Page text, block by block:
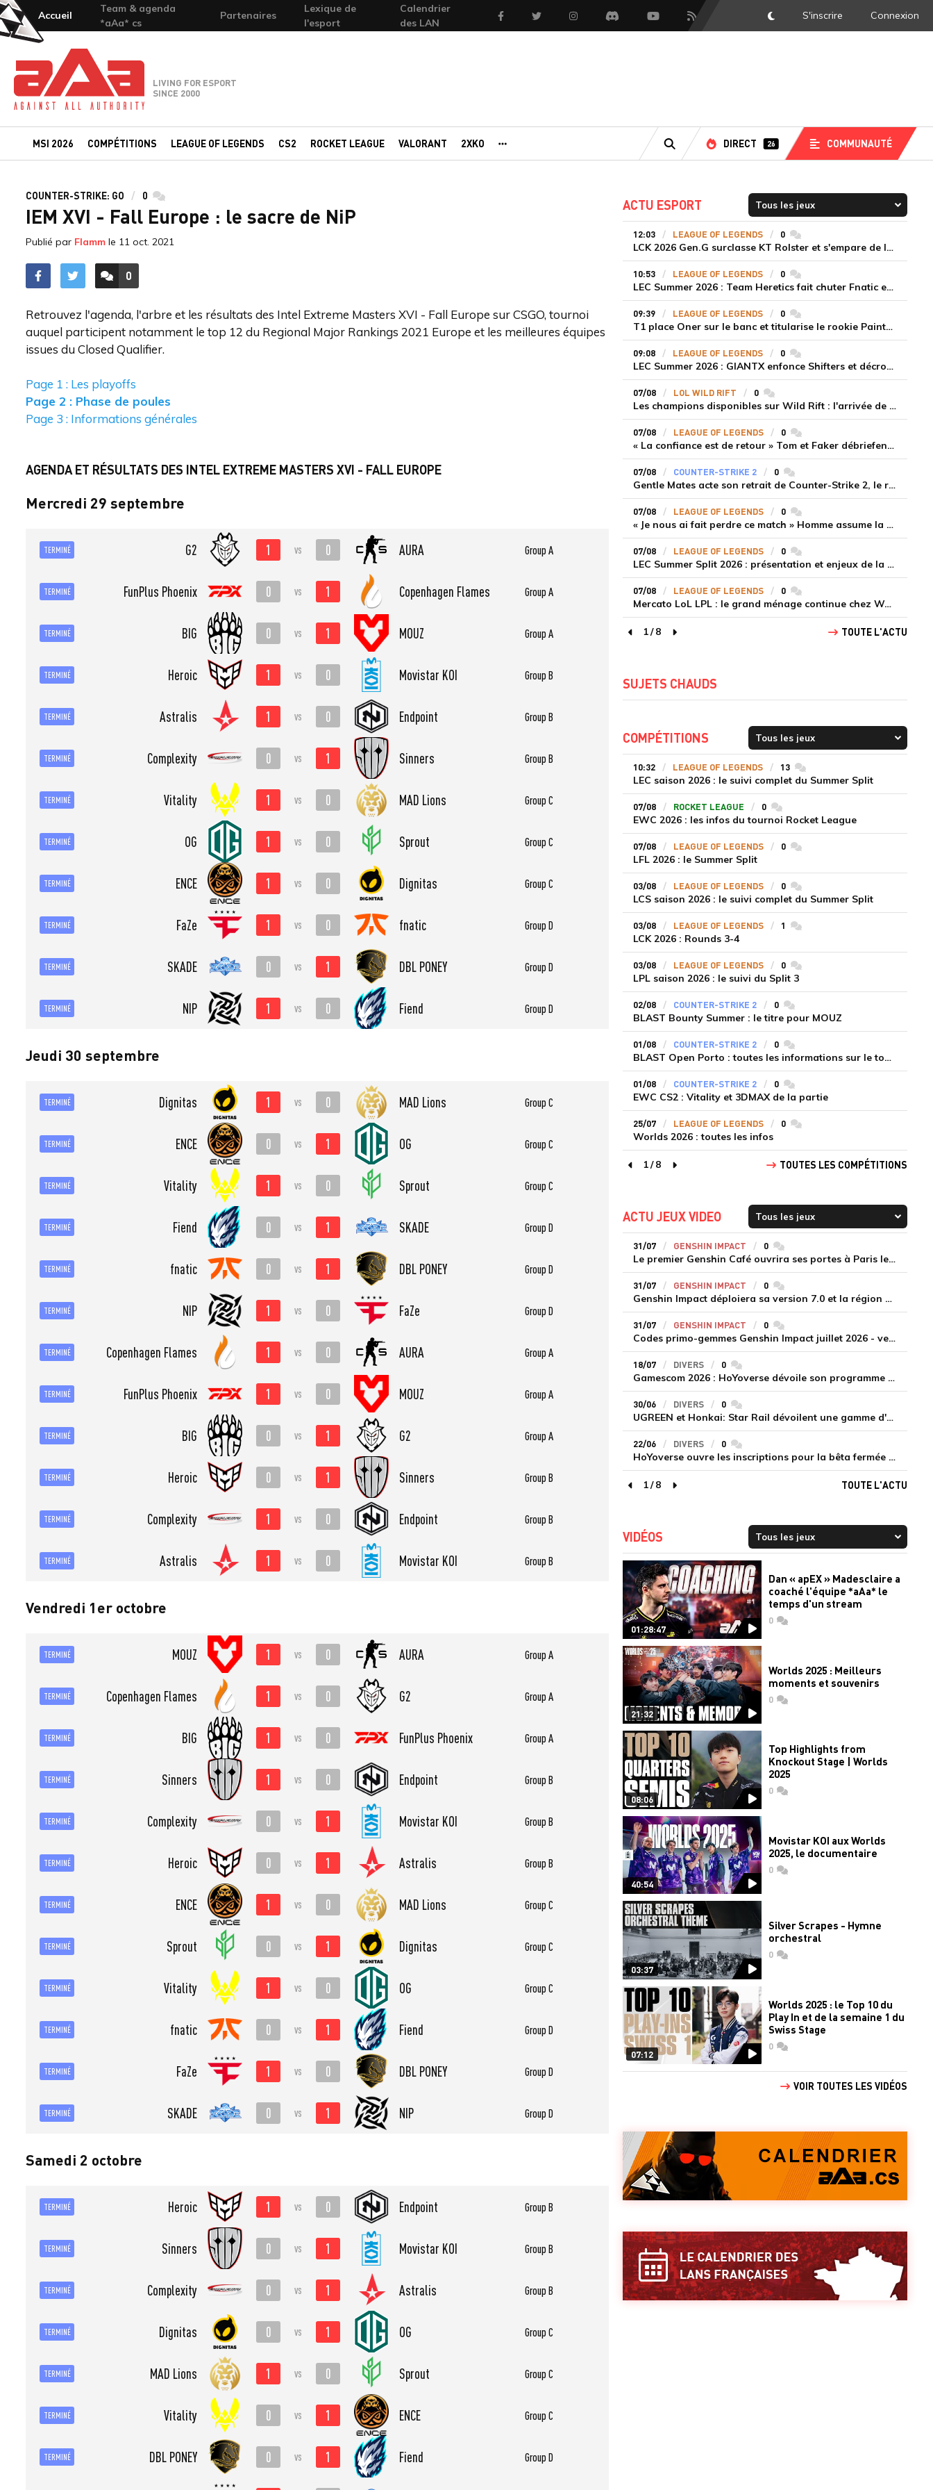
Accueil
Team & agenda
*aAa* cs
Partenaires
Lexique de
l'esport
Calendrier
des LAN
FacebookTwitter InstagramDiscord YoutubeFlux RSS DarkMode
S'inscrire Connexion
Team-aAa - against All authority
LIVING FOR ESPORT
SINCE 2000
MSI 2026 COMPÉTITIONS LEAGUE OF LEGENDS CS2 ROCKET LEAGUE VALORANT 2XKO
RECHERCHE
DIRECT 26 COMMUNAUTÉ
COUNTER-STRIKE: GO 0 commentaires
IEM XVI - Fall Europe : le sacre de NiP
Publié par Flamm le 11 oct. 2021
ACCÉDER AUX
0
COMMENTAIRES
Retrouvez l'agenda, l'arbre et les résultats des Intel Extreme Masters XVI - Fall Europe sur CSGO, tournoi
auquel participent notamment le top 12 du Regional Major Rankings 2021 Europe et les meilleures équipes
issues du Closed Qualifier.
Page 1 : Les playoffs
Page 2 : Phase de poules
Page 3 : Informations générales
AGENDA ET RÉSULTATS DES INTEL EXTREME MASTERS XVI - FALL EUROPE
Mercredi 29 septembre
TERMINÉ G2 1 vs 0 AURA Group A
TERMINÉ FunPlus Phoenix 0 vs 1 Copenhagen Flames Group A
TERMINÉ BIG 0 vs 1 MOUZ Group A
TERMINÉ Heroic 1 vs 0 Movistar KOI Group B
TERMINÉ Astralis 1 vs 0 Endpoint Group B
TERMINÉ Complexity 0 vs 1 Sinners Group B
TERMINÉ Vitality 1 vs 0 MAD Lions Group C
TERMINÉ OG 1 vs 0 Sprout Group C
TERMINÉ ENCE 1 vs 0 Dignitas Group C
TERMINÉ FaZe 1 vs 0 fnatic Group D
TERMINÉ SKADE 0 vs 1 DBL PONEY Group D
TERMINÉ NIP 1 vs 0 Fiend Group D
Jeudi 30 septembre
TERMINÉ Dignitas 1 vs 0 MAD Lions Group C
TERMINÉ ENCE 0 vs 1 OG Group C
TERMINÉ Vitality 1 vs 0 Sprout Group C
TERMINÉ Fiend 0 vs 1 SKADE Group D
TERMINÉ fnatic 0 vs 1 DBL PONEY Group D
TERMINÉ NIP 1 vs 0 FaZe Group D
TERMINÉ Copenhagen Flames 1 vs 0 AURA Group A
TERMINÉ FunPlus Phoenix 1 vs 0 MOUZ Group A
TERMINÉ BIG 0 vs 1 G2 Group A
TERMINÉ Heroic 0 vs 1 Sinners Group B
TERMINÉ Complexity 1 vs 0 Endpoint Group B
TERMINÉ Astralis 1 vs 0 Movistar KOI Group B
Vendredi 1er octobre
TERMINÉ MOUZ 1 vs 0 AURA Group A
TERMINÉ Copenhagen Flames 1 vs 0 G2 Group A
TERMINÉ BIG 1 vs 0 FunPlus Phoenix Group A
TERMINÉ Sinners 1 vs 0 Endpoint Group B
TERMINÉ Complexity 0 vs 1 Movistar KOI Group B
TERMINÉ Heroic 0 vs 1 Astralis Group B
TERMINÉ ENCE 1 vs 0 MAD Lions Group C
TERMINÉ Sprout 0 vs 1 Dignitas Group C
TERMINÉ Vitality 1 vs 0 OG Group C
TERMINÉ fnatic 0 vs 1 Fiend Group D
TERMINÉ FaZe 1 vs 0 DBL PONEY Group D
TERMINÉ SKADE 0 vs 1 NIP Group D
Samedi 2 octobre
TERMINÉ Heroic 1 vs 0 Endpoint Group B
TERMINÉ Sinners 0 vs 1 Movistar KOI Group B
TERMINÉ Complexity 0 vs 1 Astralis Group B
TERMINÉ Dignitas 0 vs 1 OG Group C
TERMINÉ MAD Lions 1 vs 0 Sprout Group C
TERMINÉ Vitality 0 vs 1 ENCE Group C
TERMINÉ DBL PONEY 0 vs 1 Fiend Group D
ACTU ESPORT
12:03 LEAGUE OF LEGENDS 0commentaires
LCK 2026 Gen.G surclasse KT Rolster et s'empare de la deuxième place du Legend Group
10:53 LEAGUE OF LEGENDS 0commentaires
LEC Summer 2026 : Team Heretics fait chuter Fnatic et lance enfin sa saison estivale
09:39 LEAGUE OF LEGENDS 0commentaires
T1 place Oner sur le banc et titularise le rookie Painter face à Hanwha Life Esports
09:08 LEAGUE OF LEGENDS 0commentaires
LEC Summer 2026 : GIANTX enfonce Shifters et décroche sa première victoire
07/08 LOL WILD RIFT 0commentaires
Les champions disponibles sur Wild Rift : l'arrivée de Cho'Gath
07/08 LEAGUE OF LEGENDS 0commentaires
« La confiance est de retour » Tom et Faker débriefent la victoire convaincante de T1 face à Dplus KIA
07/08 COUNTER-STRIKE 2 0commentaires
Gentle Mates acte son retrait de Counter-Strike 2, le roster ibérique libéré
07/08 LEAGUE OF LEGENDS 0commentaires
« Je nous ai fait perdre ce match » Homme assume la responsabilité de la défaite de HLE face à Gen.G
07/08 LEAGUE OF LEGENDS 0commentaires
LEC Summer Split 2026 : présentation et enjeux de la troisième semaine de compétition
07/08 LEAGUE OF LEGENDS 0commentaires
Mercato LoL LPL : le grand ménage continue chez Weibo Gaming, Jiejie quitte le navire au profit de Xiaohao
page précédente
1/8
page suivante
TOUTE L'ACTU
SUJETS CHAUDS
COMPÉTITIONS
10:32 LEAGUE OF LEGENDS 13commentaires
LEC saison 2026 : le suivi complet du Summer Split
07/08 ROCKET LEAGUE 0commentaires
EWC 2026 : les infos du tournoi Rocket League
07/08 LEAGUE OF LEGENDS 0commentaires
LFL 2026 : le Summer Split
03/08 LEAGUE OF LEGENDS 0commentaires
LCS saison 2026 : le suivi complet du Summer Split
03/08 LEAGUE OF LEGENDS 1 commentaires
LCK 2026 : Rounds 3-4
03/08 LEAGUE OF LEGENDS 0commentaires
LPL saison 2026 : le suivi du Split 3
02/08 COUNTER-STRIKE 2 0commentaires
BLAST Bounty Summer : le titre pour MOUZ
01/08 COUNTER-STRIKE 2 0commentaires
BLAST Open Porto : toutes les informations sur le tournoi
01/08 COUNTER-STRIKE 2 0commentaires
EWC CS2 : Vitality et 3DMAX de la partie
25/07 LEAGUE OF LEGENDS 0commentaires
Worlds 2026 : toutes les infos
page précédente
1/8
page suivante
TOUTES LES COMPÉTITIONS
ACTU JEUX VIDEO
31/07 GENSHIN IMPACT 0commentaires
Le premier Genshin Café ouvrira ses portes à Paris le 14 août
31/07 GENSHIN IMPACT 0commentaires
Genshin Impact déploiera sa version 7.0 et la région de Snezhnaya le 12 août
31/07 GENSHIN IMPACT 0commentaires
Codes primo-gemmes Genshin Impact juillet 2026 - version 7.0
18/07 DIVERS 0commentaires
Gamescom 2026 : HoYoverse dévoile son programme et présente deux nouveaux jeux inédits
30/06 DIVERS 0commentaires
UGREEN et Honkai: Star Rail dévoilent une gamme d'accessoires de recharge en édition limitée
22/06 DIVERS 0commentaires
HoYoverse ouvre les inscriptions pour la bêta fermée de Honkai : Nexus Anima
page précédente
1/8
page suivante
TOUTE L'ACTU
VIDÉOS
01:28:47
Dan « apEX » Madesclaire a
coaché l'équipe *aAa* le
temps d'un stream
0commentaires
21:32
Worlds 2025 : Meilleurs
moments et souvenirs
0commentaires
08:06
Top Highlights from
Knockout Stage | Worlds
2025
0commentaires
40:54
Movistar KOI aux Worlds
2025, le documentaire
0commentaires
03:37
Silver Scrapes - Hymne
orchestral
0commentaires
07:12
Worlds 2025 : le Top 10 du
Play In et de la semaine 1 du
Swiss Stage
0commentaires
VOIR TOUTES LES VIDÉOS